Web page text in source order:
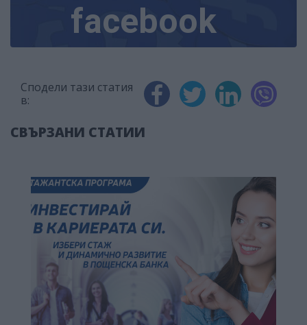
facebook
Сподели тази статия
в:
СВЪРЗАНИ СТАТИИ